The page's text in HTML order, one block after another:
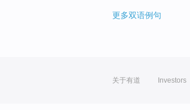
更多双语例句
关于有道 Investors